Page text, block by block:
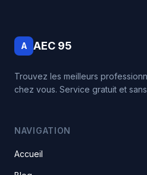
A AEC 95
Trouvez les meilleurs
chez vous. Service gratuit et
NAVIGATION
Accueil